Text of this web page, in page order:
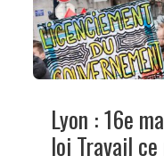
Lyon : 16e
loi Travail